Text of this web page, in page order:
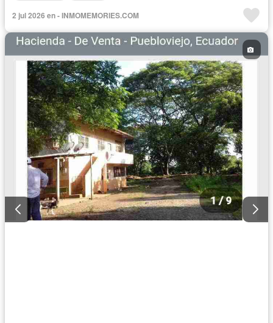
2 jul 2026 en - INMOMEMORIES.COM